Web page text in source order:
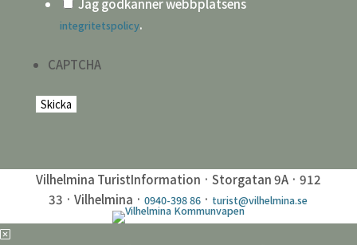
integritetspolicy.
CAPTCHA
Vilhelmina TuristInformation · Storgatan 9A · 912
33 · Vilhelmina ·0940-398 86 · turist@vilhelmina.se